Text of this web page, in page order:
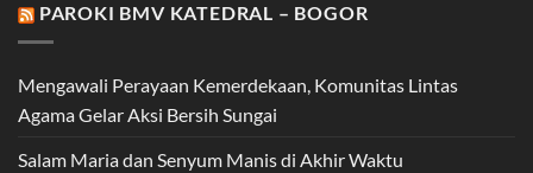
PAROKI BMV KATEDRAL – BOGOR
Mengawali Perayaan Kemerdekaan, Komunitas Lintas
Agama Gelar Aksi Bersih Sungai
Salam Maria dan Senyum Manis di Akhir Waktu